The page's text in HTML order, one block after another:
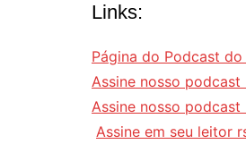
Links:
Página do Podcast
Assine nosso
Assine nosso podcast
Assine em seu leitor